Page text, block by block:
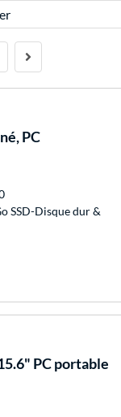
PC
SSD-Disque dur &
PC portable